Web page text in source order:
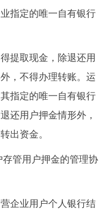
指定的唯一自有银行
提取现金，除退还用
，不得办理转账。运
指定的唯一自有银行
还用户押金情形外，
出资金。
管用户押金的管理协
企业用户个人银行结